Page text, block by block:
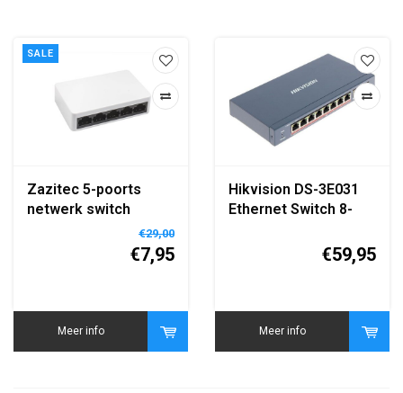
SALE
Zazitec 5-poorts
netwerk switch
€29,00
€7,95
Meer info
Hikvision DS-3E031
Ethernet Switch 8-
€59,95
Meer info